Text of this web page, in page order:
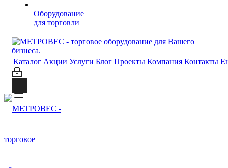
Оборудование
для торговли
Каталог Акции Услуги Блог Проекты Компания Контакты